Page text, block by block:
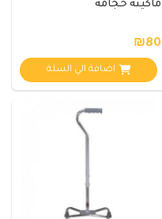
ماكينة حجامة
₪80
اضافة الي السلة